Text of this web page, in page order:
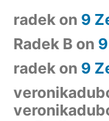
radek on 9
Radek B on
radek on 9